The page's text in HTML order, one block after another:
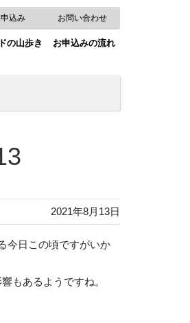
の山歩き お申込みの流れ
込み お問い合わせ
2021年8月13日
今日この頃ですがいか
もあるようですね。